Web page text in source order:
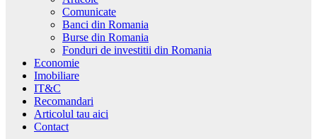
Comunicate
Banci din Romania
Burse din Romania
Fonduri de investitii din Romania
Economie
Imobiliare
IT&C
Recomandari
Articolul tau aici
Contact